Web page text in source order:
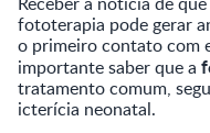
fototerapia pode gerar
o primeiro contato com
importante saber que a
tratamento comum,
icterícia neonatal.